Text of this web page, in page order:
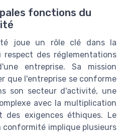
fonctions du
joue un rôle clé dans la
des réglementations
entreprise. Sa mission
que l'entreprise se conforme
son secteur d'activité, une
avec la multiplication
des exigences éthiques. Le
conformité implique plusieurs